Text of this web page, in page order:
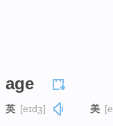
age
英 [eɪdʒ] 美